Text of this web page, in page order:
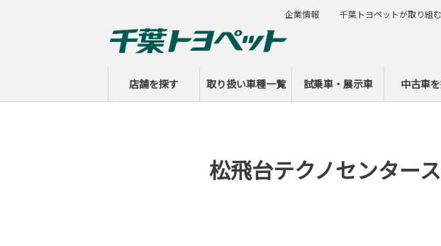
店舗を探す 取り扱い車種一覧 試乗車・展示車 中古車
企業情報 千葉トヨペットが取り組
松飛台テクノセンター